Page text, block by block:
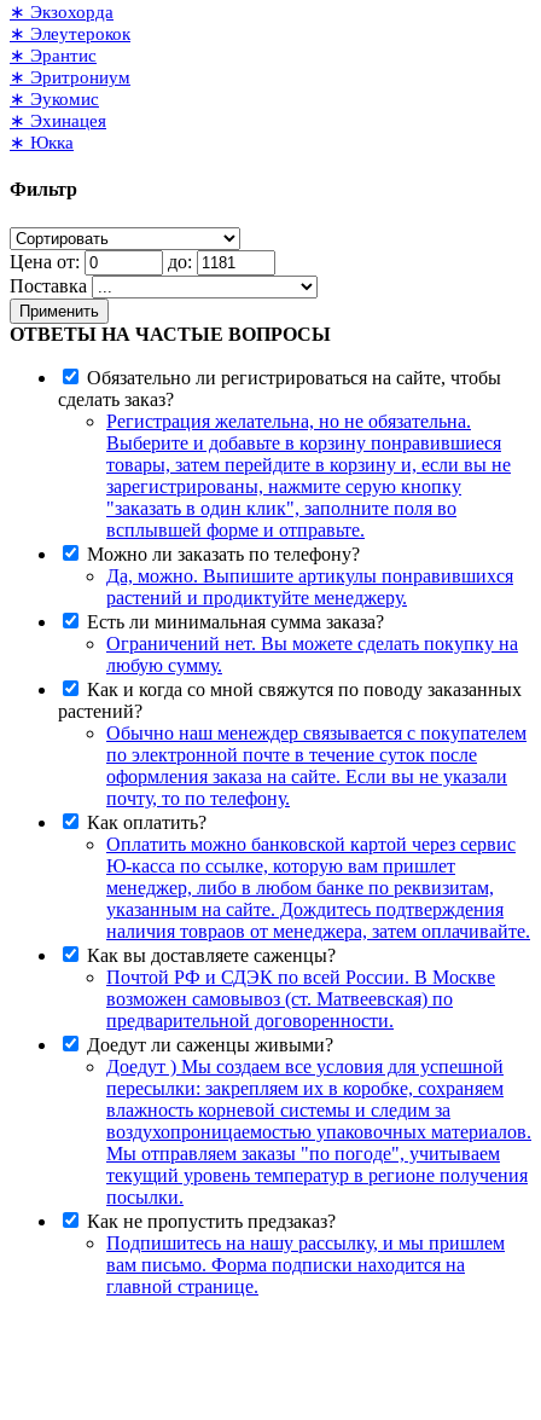
∗ Экзохорда
∗ Элеутерокок
∗ Эрантис
∗ Эритрониум
∗ Эукомис
∗ Эхинацея
∗ Юкка
Фильтр
Цена от:
до:
Поставка
Применить
ОТВЕТЫ НА ЧАСТЫЕ ВОПРОСЫ
Обязательно ли регистрироваться на сайте, чтобы
сделать заказ?
Регистрация желательна, но не обязательна.
Выберите и добавьте в корзину понравившиеся
товары, затем перейдите в корзину и, если вы не
зарегистрированы, нажмите серую кнопку
"заказать в один клик", заполните поля во
всплывшей форме и отправьте.
Можно ли заказать по телефону?
Да, можно. Выпишите артикулы понравившихся
растений и продиктуйте менеджеру.
Есть ли минимальная сумма заказа?
Ограничений нет. Вы можете сделать покупку на
любую сумму.
Как и когда со мной свяжутся по поводу заказанных
растений?
Обычно наш менеждер связывается с покупателем
по электронной почте в течение суток после
оформления заказа на сайте. Если вы не указали
почту, то по телефону.
Как оплатить?
Оплатить можно банковской картой через сервис
Ю-касса по ссылке, которую вам пришлет
менеджер, либо в любом банке по реквизитам,
указанным на сайте. Дождитесь подтверждения
наличия товраов от менеджера, затем оплачивайте.
Как вы доставляете саженцы?
Почтой РФ и СДЭК по всей России. В Москве
возможен самовывоз (ст. Матвеевская) по
предварительной договоренности.
Доедут ли саженцы живыми?
Доедут ) Мы создаем все условия для успешной
пересылки: закрепляем их в коробке, сохраняем
влажность корневой системы и следим за
воздухопроницаемостью упаковочных материалов.
Мы отправляем заказы "по погоде", учитываем
текущий уровень температур в регионе получения
посылки.
Как не пропустить предзаказ?
Подпишитесь на нашу рассылку, и мы пришлем
вам письмо. Форма подписки находится на
главной странице.